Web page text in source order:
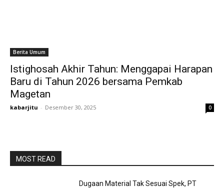
Berita Umum
Istighosah Akhir Tahun: Menggapai Harapan
Baru di Tahun 2026 bersama Pemkab
Magetan
kabarjitu - Desember 30, 2025 0
MOST READ
Dugaan Material Tak Sesuai Spek, PT